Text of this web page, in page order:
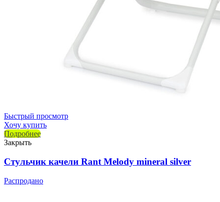
Быстрый просмотр
Хочу купить
Подробнее
Закрыть
Стульчик качели Rant Melody mineral silver
Распродано